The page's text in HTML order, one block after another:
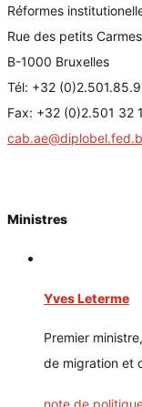
Réformes
Rue des petits
B-1000 Bruxelles
Tél: +32
Fax: +32 (0)2.501 32
Ministres
Yves Leterme
Premier
de migration et